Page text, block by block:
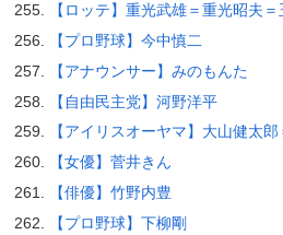
【ロッテ】重光武雄＝重光昭夫
【プロ野球】今中慎二
【アナウンサー】みのもんた
【自由民主党】河野洋平
【アイリスオーヤマ】大山健太
【女優】菅井きん
【俳優】竹野内豊
【プロ野球】下柳剛